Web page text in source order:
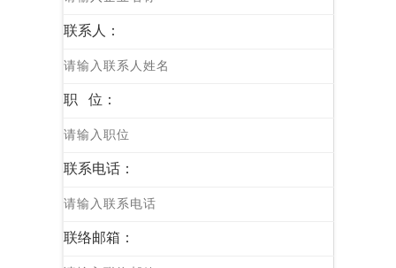
联系人：
职 位：
联系电话：
联络邮箱：